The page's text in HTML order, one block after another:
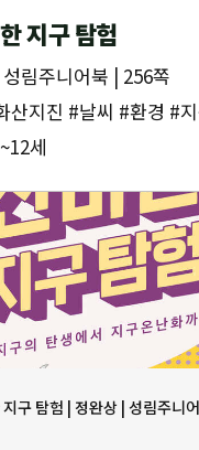
지구 탐험
림주니어북 | 256쪽
산지진 #날씨 #환경 #
세
구 탐험 | 정완상 | 성림주니